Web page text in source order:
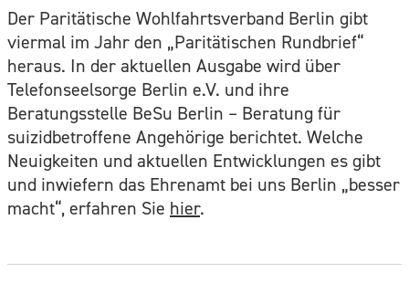
Der Paritätische Wohlfahrtsverband Berlin gibt
viermal im Jahr den „Paritätischen Rundbrief“
heraus. In der aktuellen Ausgabe wird über
Telefonseelsorge Berlin e.V. und ihre
Beratungsstelle BeSu Berlin – Beratung für
suizidbetroffene Angehörige berichtet. Welche
Neuigkeiten und aktuellen Entwicklungen es gibt
und inwiefern das Ehrenamt bei uns Berlin „besser
macht“, erfahren Sie hier.